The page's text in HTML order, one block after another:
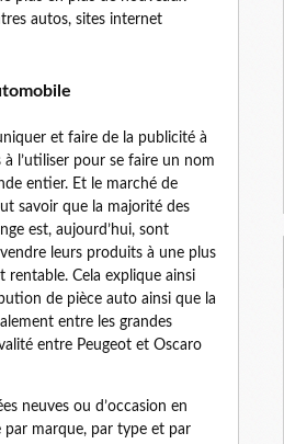
autos, sites internet
et faire de la publicité à
à l’utiliser pour se faire un nom
entier. Et le marché de
savoir que la majorité des
est, aujourd’hui, sont
leurs produits à une plus
rentable. Cela explique ainsi
de pièce auto ainsi que la
entre les grandes
entre Peugeot et Oscaro
neuves ou d’occasion en
par marque, par type et par